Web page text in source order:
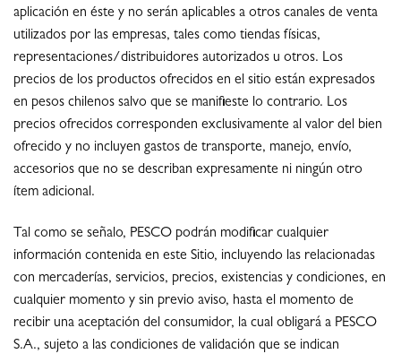
aplicación en éste y no serán aplicables a otros canales de venta
utilizados por las empresas, tales como tiendas físicas,
representaciones/distribuidores autorizados u otros. Los
precios de los productos ofrecidos en el sitio están expresados
en pesos chilenos salvo que se manifieste lo contrario. Los
precios ofrecidos corresponden exclusivamente al valor del bien
ofrecido y no incluyen gastos de transporte, manejo, envío,
accesorios que no se describan expresamente ni ningún otro
ítem adicional.
Tal como se señalo, PESCO podrán modificar cualquier
información contenida en este Sitio, incluyendo las relacionadas
con mercaderías, servicios, precios, existencias y condiciones, en
cualquier momento y sin previo aviso, hasta el momento de
recibir una aceptación del consumidor, la cual obligará a PESCO
S.A., sujeto a las condiciones de validación que se indican